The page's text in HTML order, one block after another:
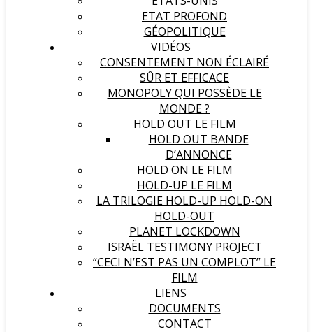
ETAT PROFOND
GÉOPOLITIQUE
VIDÉOS
CONSENTEMENT NON ÉCLAIRÉ
SÛR ET EFFICACE
MONOPOLY QUI POSSÈDE LE
MONDE ?
HOLD OUT LE FILM
HOLD OUT BANDE
D’ANNONCE
HOLD ON LE FILM
HOLD-UP LE FILM
LA TRILOGIE HOLD-UP HOLD-ON
HOLD-OUT
PLANET LOCKDOWN
ISRAËL TESTIMONY PROJECT
“CECI N’EST PAS UN COMPLOT” LE
FILM
LIENS
DOCUMENTS
CONTACT